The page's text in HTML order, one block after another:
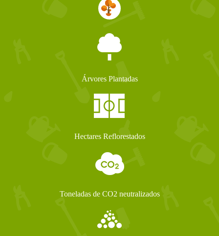
Árvores Plantadas
Hectares Reflorestados
Toneladas de CO2 neutralizados